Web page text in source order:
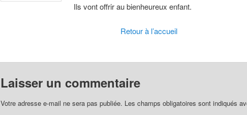
Ils vont offrir au bienheureux enfant.
Retour à l’accueil
Laisser un commentaire
Votre adresse e-mail ne sera pas publiée. Les champs obligatoires sont indiqués